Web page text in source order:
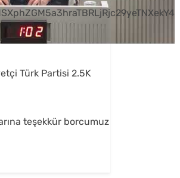
Türk Partisi 2.5K
teşekkür borcumuz